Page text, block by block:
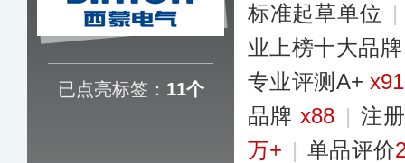
电网六大专业领域
已点亮标签： 11个
标准起草单位 |
业上榜十大品牌
专业评测A+ x91
品牌 x88 | 注
万+ | 单品评价